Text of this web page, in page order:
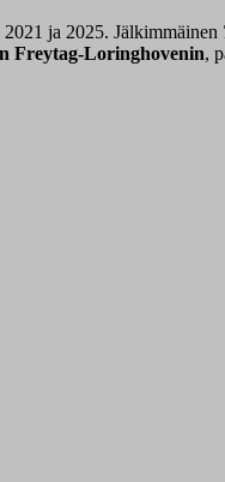
ja 2025. Jälkimmäinen
Freytag-Loringhovenin,